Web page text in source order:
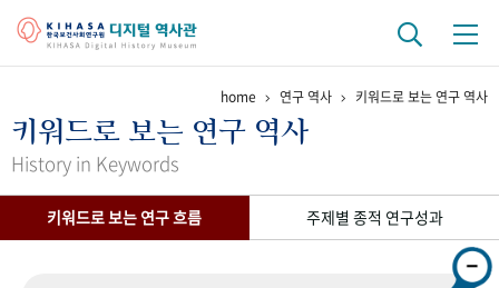
걸어온 길 기관 변천사 역대 기관장
연구 역사
home 연구 역사 키워드로 보는 연구 역사
키워드로 보는 연구 역사
History in Keywords
키워드로 보는 연구 흐름 주제별 종적 연구성과